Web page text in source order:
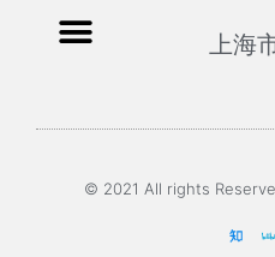
上海
© 2021 All rights